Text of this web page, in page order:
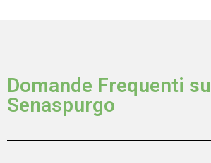
Domande Frequenti su
Senaspurgo